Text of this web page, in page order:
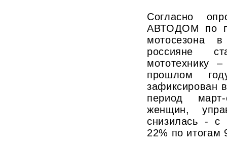
Согласно
АВТОДОМ по
мотосезона
россияне
мототехнику
прошлом
зафиксирован
период
женщин,
снизилась -
22% по итогам